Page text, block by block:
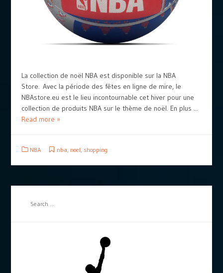
La collection de noël NBA est disponible sur la NBA
Store. Avec la période des fêtes en ligne de mire, le
NBAstore.eu est le lieu incontournable cet hiver pour une
collection de produits NBA sur le thème de noël. En plus ...
Read more »
NBA nba, noel, shopping